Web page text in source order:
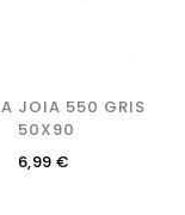
JOIA 550 GRIS
50X90
Precio
6,99 €